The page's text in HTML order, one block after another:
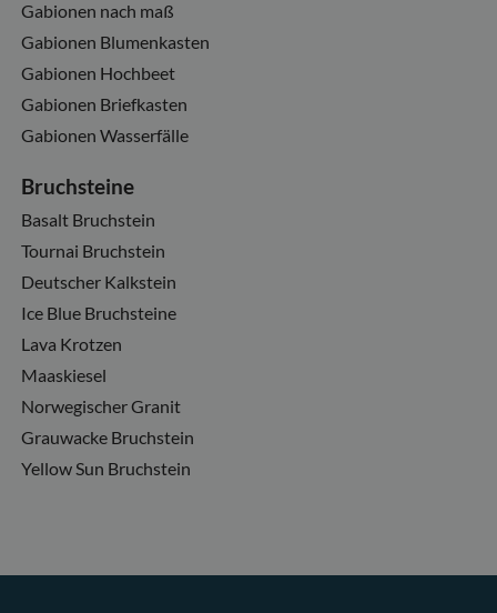
Gabionen nach maß
Gabionen Blumenkasten
Gabionen Hochbeet
Gabionen Briefkasten
Gabionen Wasserfälle
Bruchsteine
Basalt Bruchstein
Tournai Bruchstein
Deutscher Kalkstein
Ice Blue Bruchsteine
Lava Krotzen
Maaskiesel
Norwegischer Granit
Grauwacke Bruchstein
Yellow Sun Bruchstein